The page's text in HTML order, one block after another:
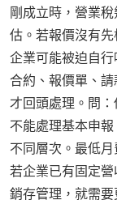
剛成立時，營業
估。若報價沒有
企業可能被迫自
合約、報價單、
才回頭處理。問
不能處理基本申
不同層次。最低
若企業已有固定
銷存管理，就需